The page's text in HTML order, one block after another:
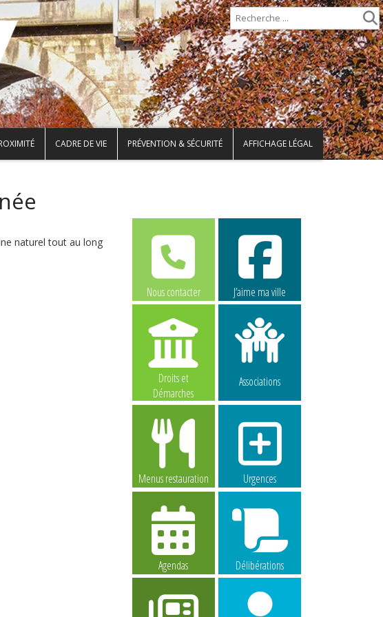
CADRE DE VIE PRÉVENTION & SÉCURITÉ AFFICHAGE LÉGAL
naturel tout au long
Nous contacter J’aime ma ville
Droits et
Démarches
Associations
Menus restauration Urgences
Agendas Délibérations